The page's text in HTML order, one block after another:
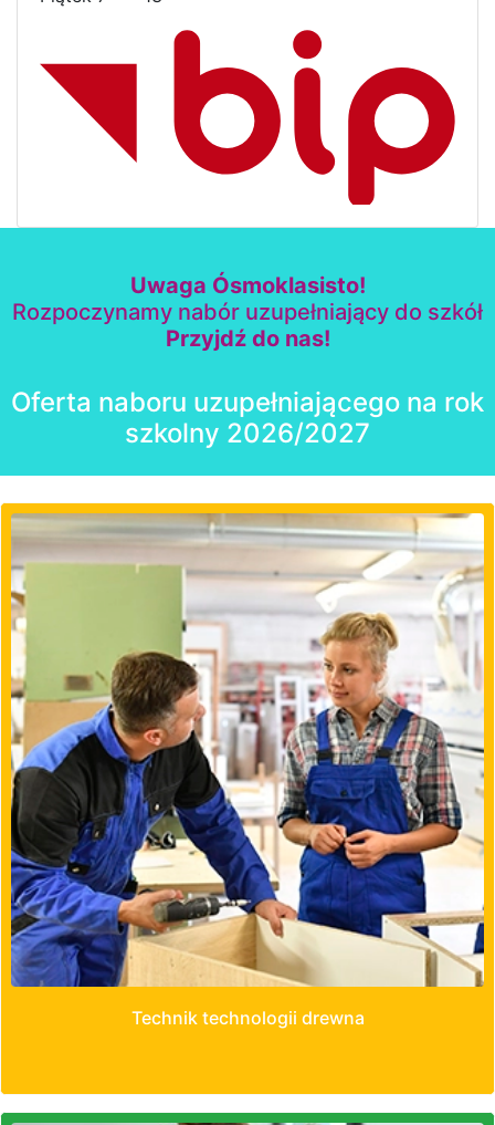
Uwaga Ósmoklasisto!
Rozpoczynamy nabór uzupełniający do szkół
Przyjdź do nas!
Oferta naboru uzupełniającego na rok
szkolny 2026/2027
Technik technologii drewna